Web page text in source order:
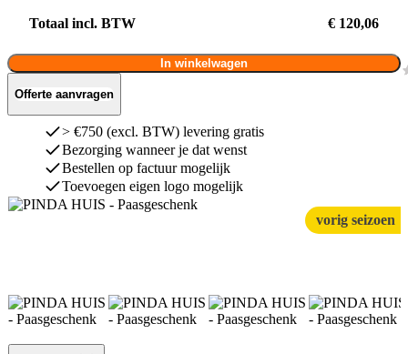
Totaal incl. BTW € 120,06
In winkelwagen
Offerte aanvragen
> €750 (excl. BTW) levering gratis
Bezorging wanneer je dat wenst
Bestellen op factuur mogelijk
Toevoegen eigen logo mogelijk
vorig seizoen